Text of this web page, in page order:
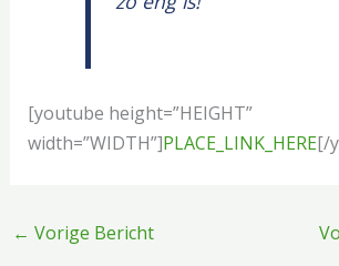
[youtube height=”HEIGHT”
width=”WIDTH”]PLACE_LINK_HERE[/
← Vorige Bericht